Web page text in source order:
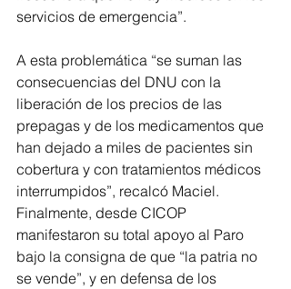
servicios de emergencia”.
A esta problemática “se suman las
consecuencias del DNU con la
liberación de los precios de las
prepagas y de los medicamentos que
han dejado a miles de pacientes sin
cobertura y con tratamientos médicos
interrumpidos”, recalcó Maciel.
Finalmente, desde CICOP
manifestaron su total apoyo al Paro
bajo la consigna de que “la patria no
se vende”, y en defensa de los